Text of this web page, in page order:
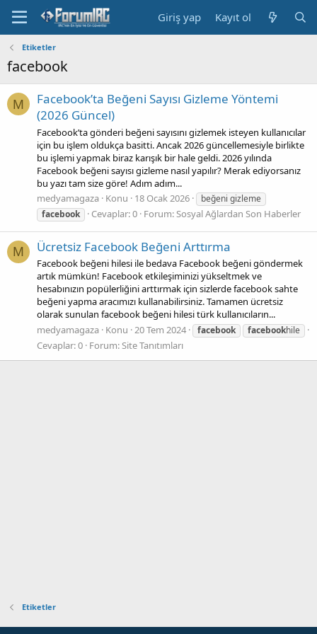
Giriş yap Kayıt ol
Etiketler
facebook
M
Facebook’ta Beğeni Sayısı Gizleme Yöntemi
(2026 Güncel)
Facebook’ta gönderi beğeni sayısını gizlemek isteyen kullanıcılar
için bu işlem oldukça basitti. Ancak 2026 güncellemesiyle birlikte
bu işlemi yapmak biraz karışık bir hale geldi. 2026 yılında
Facebook beğeni sayısı gizleme nasıl yapılır? Merak ediyorsanız
bu yazı tam size göre! Adım adım...
medyamagaza Konu 18 Ocak 2026
beğeni gizleme
facebook
Cevaplar: 0 Forum:Sosyal Ağlardan Son Haberler
M Ücretsiz Facebook Beğeni Arttırma
Facebook beğeni hilesi ile bedava Facebook beğeni göndermek
artık mümkün! Facebook etkileşiminizi yükseltmek ve
hesabınızın popülerliğini arttırmak için sizlerde facebook sahte
beğeni yapma aracımızı kullanabilirsiniz. Tamamen ücretsiz
olarak sunulan facebook beğeni hilesi türk kullanıcıların...
medyamagaza Konu 20 Tem 2024 facebook facebookhile
Cevaplar: 0 Forum:Site Tanıtımları
Etiketler